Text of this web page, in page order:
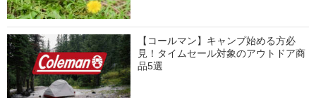
【コールマン】キャンプ始める方必
見！タイムセール対象のアウトドア商
品5選